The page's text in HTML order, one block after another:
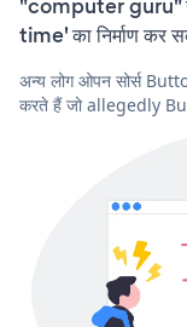
"computer guru"
time' का निर्माण कर
अन्य लोग ओपन सोर्स
करते हैं जो allegedly